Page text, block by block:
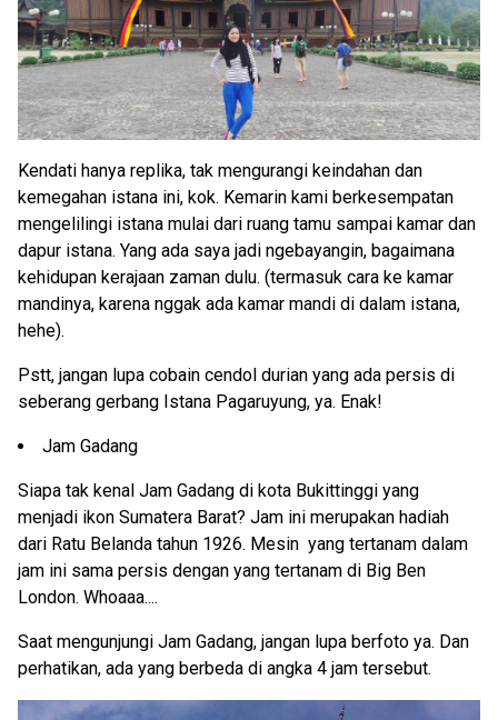
Kendati hanya replika, tak mengurangi keindahan dan
kemegahan istana ini, kok. Kemarin kami berkesempatan
mengelilingi istana mulai dari ruang tamu sampai kamar dan
dapur istana. Yang ada saya jadi ngebayangin, bagaimana
kehidupan kerajaan zaman dulu. (termasuk cara ke kamar
mandinya, karena nggak ada kamar mandi di dalam istana,
hehe).
Pstt, jangan lupa cobain cendol durian yang ada persis di
seberang gerbang Istana Pagaruyung, ya. Enak!
Jam Gadang
Siapa tak kenal Jam Gadang di kota Bukittinggi yang
menjadi ikon Sumatera Barat? Jam ini merupakan hadiah
dari Ratu Belanda tahun 1926. Mesin yang tertanam dalam
jam ini sama persis dengan yang tertanam di Big Ben
London. Whoaaa....
Saat mengunjungi Jam Gadang, jangan lupa berfoto ya. Dan
perhatikan, ada yang berbeda di angka 4 jam tersebut.